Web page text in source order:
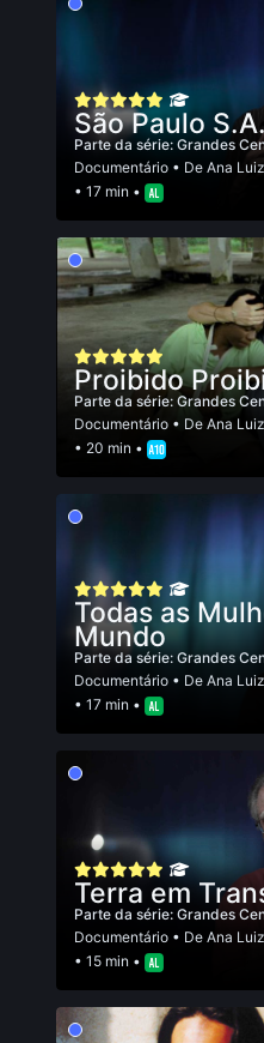
São Paulo
Parte da série: Grandes
Documentário • De Ana
• 17 min •
Proibido
Parte da série: Grandes
Documentário • De Ana
• 20 min •
Todas as
Mundo
Parte da série: Grandes
Documentário • De Ana
• 17 min •
Terra em
Parte da série: Grandes
Documentário • De Ana
• 15 min •